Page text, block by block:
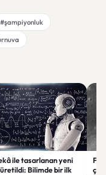
#şampiyonluk
ile tasarlanan yeni
Bilimde bir ilk